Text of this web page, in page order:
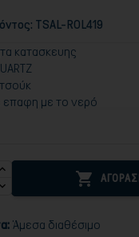
TSAL-ROL419
κατασκευης
επαφη με το νερό

Άμεσα διαθέσιμο